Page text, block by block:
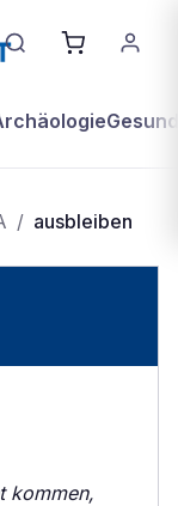
/ ausbleiben
kommen,